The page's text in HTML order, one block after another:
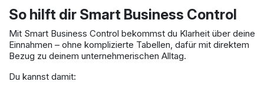
So hilft dir Smart Business Control
Mit Smart Business Control bekommst du Klarheit über deine
Einnahmen – ohne komplizierte Tabellen, dafür mit direktem
Bezug zu deinem unternehmerischen Alltag.
Du kannst damit: